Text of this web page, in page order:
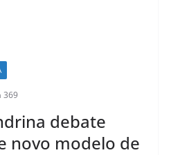
369
debate
novo modelo de